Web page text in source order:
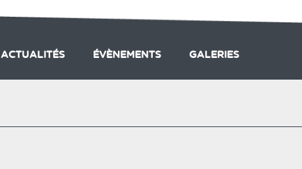
ACTUALITÉS ÉVÈNEMENTS GALERIES